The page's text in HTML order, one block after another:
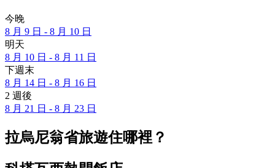
今晚
8 月 9 日 - 8 月 10 日
明天
8 月 10 日 - 8 月 11 日
下週末
8 月 14 日 - 8 月 16 日
2 週後
8 月 21 日 - 8 月 23 日
拉烏尼翁省旅遊住哪裡？